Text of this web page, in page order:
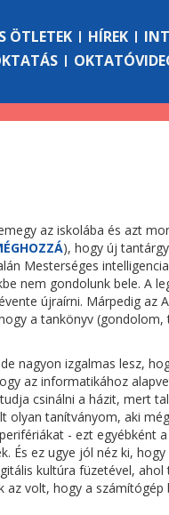
ÖTLETEK HÍREK
az iskolába és azt
), hogy új
Mesterséges
nem gondolunk bele. A
újraírni. Márpedig az
a tankönyv
nagyon izgalmas lesz,
az informatikához
csinálni a házit, mert
olyan tanítványom, aki
- ezt egyébként
És ez ugye jól néz ki,
kultúra füzetével,
az volt, hogy a